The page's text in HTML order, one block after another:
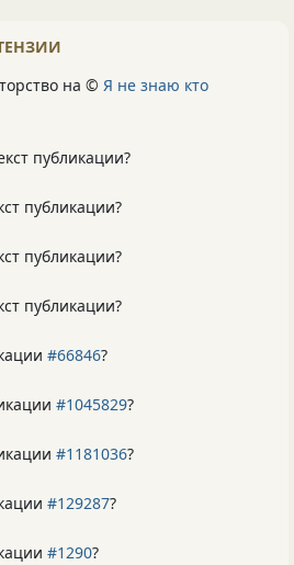
на © Я не знаю кто
публикации?
публикации?
публикации?
публикации?
#66846?
#1045829?
#1181036?
#129287?
#1290?